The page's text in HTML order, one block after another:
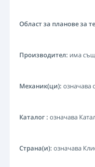
Област за планове за
Производител: има
Механик(ци): означава
Каталог : означава
Страна(и): означава